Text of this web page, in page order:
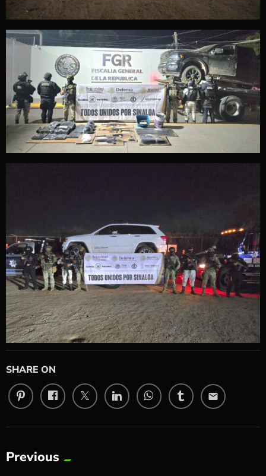
SHARE ON
email
Previous